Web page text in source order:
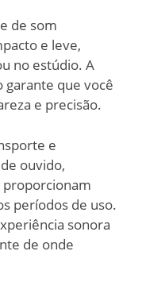
de som
e leve,
no estúdio. A
que você
e precisão.
e
ouvido,
proporcionam
períodos de uso.
sonora
de onde